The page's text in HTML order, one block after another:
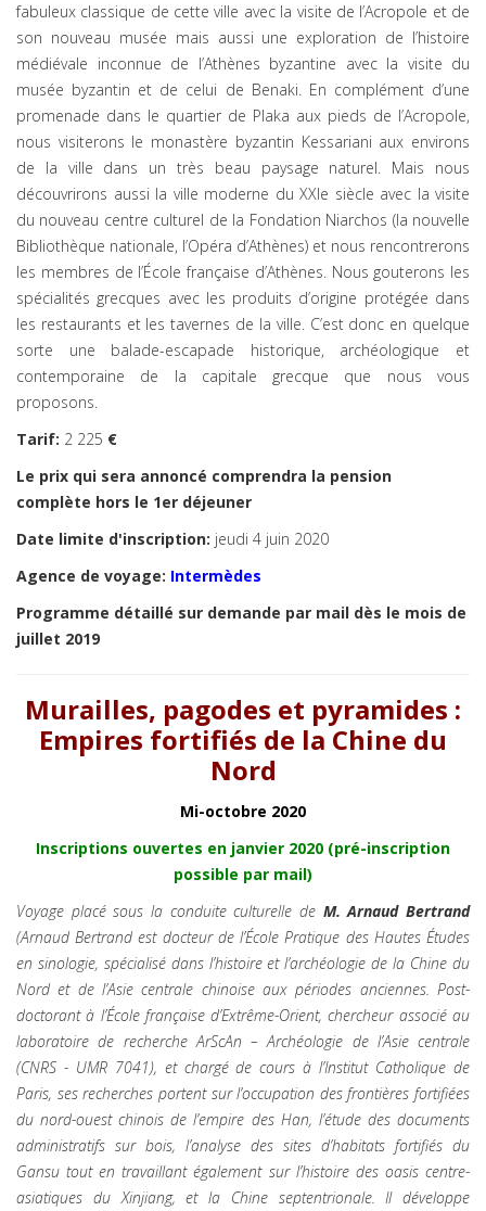
fabuleux classique de cette ville avec la visite de l’Acropole et de
son nouveau musée mais aussi une exploration de l’histoire
médiévale inconnue de l’Athènes byzantine avec la visite du
musée byzantin et de celui de Benaki. En complément d’une
promenade dans le quartier de Plaka aux pieds de l’Acropole,
nous visiterons le monastère byzantin Kessariani aux environs
de la ville dans un très beau paysage naturel. Mais nous
découvrirons aussi la ville moderne du XXIe siècle avec la visite
du nouveau centre culturel de la Fondation Niarchos (la nouvelle
Bibliothèque nationale, l’Opéra d’Athènes) et nous rencontrerons
les membres de l’École française d’Athènes. Nous gouterons les
spécialités grecques avec les produits d’origine protégée dans
les restaurants et les tavernes de la ville. C’est donc en quelque
sorte une balade-escapade historique, archéologique et
contemporaine de la capitale grecque que nous vous
proposons.
Tarif: 2 225 €
Le prix qui sera annoncé comprendra la pension
complète hors le 1er déjeuner
Date limite d'inscription: jeudi 4 juin 2020
Agence de voyage: Intermèdes
Programme détaillé sur demande par mail dès le mois de
juillet 2019
Murailles, pagodes et pyramides :
Empires fortifiés de la Chine du
Nord
Mi-octobre 2020
Inscriptions ouvertes en janvier 2020 (pré-inscription
possible par mail)
Voyage placé sous la conduite culturelle de M. Arnaud Bertrand
(Arnaud Bertrand est docteur de l’École Pratique des Hautes Études
en sinologie, spécialisé dans l’histoire et l’archéologie de la Chine du
Nord et de l’Asie centrale chinoise aux périodes anciennes. Post-
doctorant à l’École française d’Extrême-Orient, chercheur associé au
laboratoire de recherche ArScAn – Archéologie de l’Asie centrale
(CNRS - UMR 7041), et chargé de cours à l’Institut Catholique de
Paris, ses recherches portent sur l’occupation des frontières fortifiées
du nord-ouest chinois de l’empire des Han, l’étude des documents
administratifs sur bois, l’analyse des sites d’habitats fortifiés du
Gansu tout en travaillant également sur l’histoire des oasis centre-
asiatiques du Xinjiang, et la Chine septentrionale. Il développe